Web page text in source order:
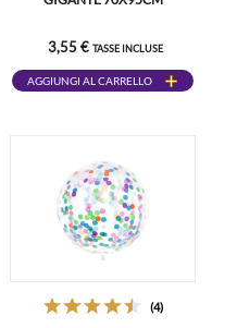
3,55 € TASSE INCLUSE
AGGIUNGI AL CARRELLO
(4)